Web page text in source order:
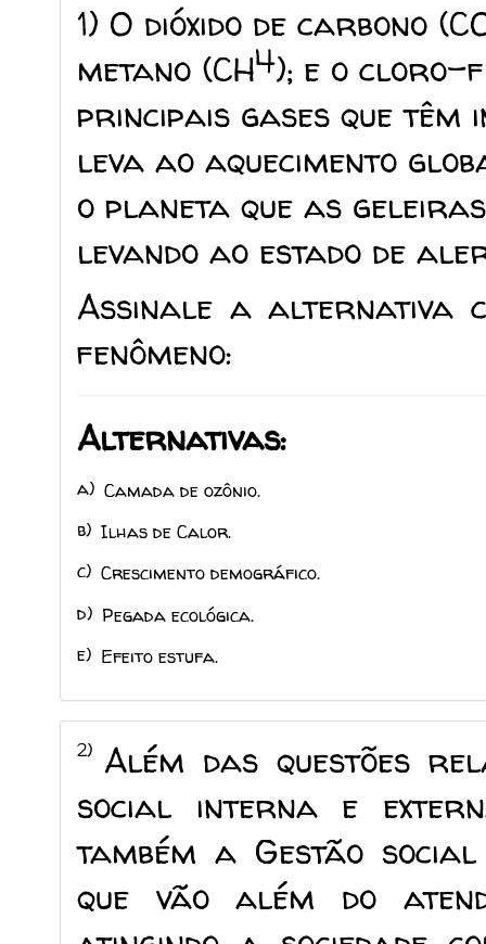
1) O dióxido de carbono
metano (CH4); e o cloro-
principais gases que têm
leva ao aquecimento
o planeta que as
levando ao estado de
Assinale a alternativa
fenômeno:
Alternativas:
a) Camada de ozônio.
b) Ilhas de Calor.
c) Crescimento demográfico.
d) Pegada ecológica.
e) Efeito estufa.
2) Além das questões
social interna e
também a Gestão
que vão além do